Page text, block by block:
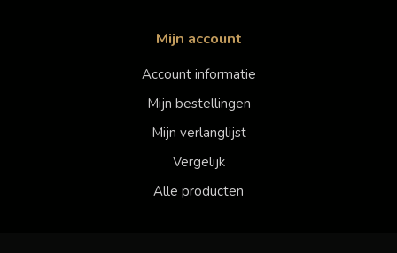
Mijn account
Account informatie
Mijn bestellingen
Mijn verlanglijst
Vergelijk
Alle producten